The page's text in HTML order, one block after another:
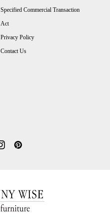
Specified Commercial Transaction
Act
Privacy Policy
Contact Us